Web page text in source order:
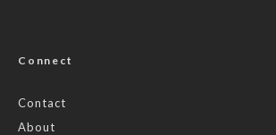
Connect
Contact
About